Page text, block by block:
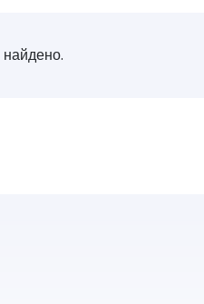
найдено.